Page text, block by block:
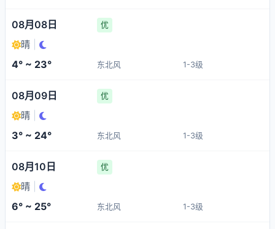
08月08日 优
晴
4° ~ 23° 东北风 1-3级
08月09日 优
晴
3° ~ 24° 东北风 1-3级
08月10日 优
晴
6° ~ 25° 东北风 1-3级